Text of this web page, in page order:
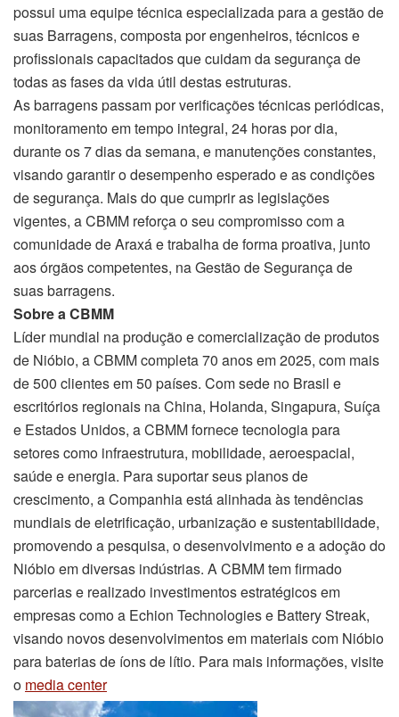
possui uma equipe técnica especializada para a gestão de
suas Barragens, composta por engenheiros, técnicos e
profissionais capacitados que cuidam da segurança de
todas as fases da vida útil destas estruturas.
As barragens passam por verificações técnicas periódicas,
monitoramento em tempo integral, 24 horas por dia,
durante os 7 dias da semana, e manutenções constantes,
visando garantir o desempenho esperado e as condições
de segurança. Mais do que cumprir as legislações
vigentes, a CBMM reforça o seu compromisso com a
comunidade de Araxá e trabalha de forma proativa, junto
aos órgãos competentes, na Gestão de Segurança de
suas barragens.
Sobre a CBMM
Líder mundial na produção e comercialização de produtos
de Nióbio, a CBMM completa 70 anos em 2025, com mais
de 500 clientes em 50 países. Com sede no Brasil e
escritórios regionais na China, Holanda, Singapura, Suíça
e Estados Unidos, a CBMM fornece tecnologia para
setores como infraestrutura, mobilidade, aeroespacial,
saúde e energia. Para suportar seus planos de
crescimento, a Companhia está alinhada às tendências
mundiais de eletrificação, urbanização e sustentabilidade,
promovendo a pesquisa, o desenvolvimento e a adoção do
Nióbio em diversas indústrias. A CBMM tem firmado
parcerias e realizado investimentos estratégicos em
empresas como a Echion Technologies e Battery Streak,
visando novos desenvolvimentos em materiais com Nióbio
para baterias de íons de lítio. Para mais informações, visite
o media center